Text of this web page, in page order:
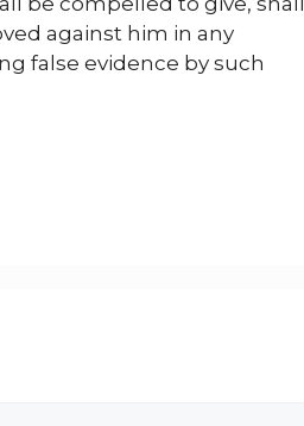
against him in any
false evidence by such